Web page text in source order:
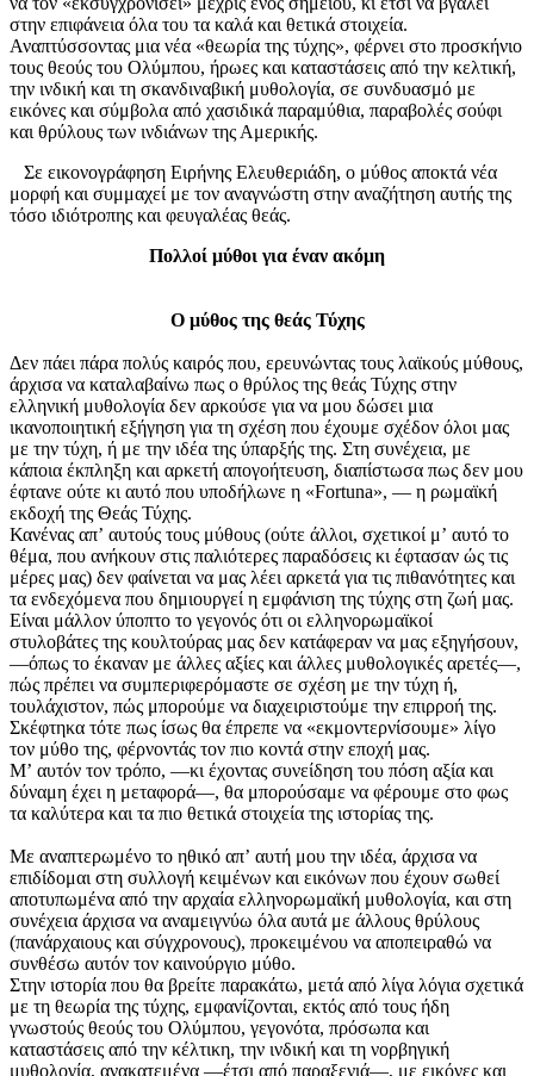
στην επιφάνεια όλα του τα καλά και θετικά στοιχεία.
Αναπτύσσοντας μια νέα «θεωρία της τύχης», φέρνει στο προσκήνιο
τους θεούς του Ολύμπου, ήρωες και καταστάσεις από την κελτική,
την ινδική και τη σκανδιναβική μυθολογία, σε συνδυασμό με
εικόνες και σύμβολα από χασιδικά παραμύθια, παραβολές σούφι
και θρύλους των ινδιάνων της Αμερικής.
Σε εικονογράφηση Ειρήνης Ελευθεριάδη, ο μύθος αποκτά νέα
μορφή και συμμαχεί με τον αναγνώστη στην αναζήτηση αυτής της
τόσο ιδιότροπης και φευγαλέας θεάς.
Πολλοί μύθοι για έναν ακόμη
Ο μύθος της θεάς Τύχης
Δεν πάει πάρα πολύς καιρός που, ερευνώντας τους λαϊκούς μύθους,
άρχισα να καταλαβαίνω πως ο θρύλος της θεάς Τύχης στην
ελληνική μυθολογία δεν αρκούσε για να μου δώσει μια
ικανοποιητική εξήγηση για τη σχέση που έχουμε σχέδον όλοι μας
με την τύχη, ή με την ιδέα της ύπαρξής της. Στη συνέχεια, με
κάποια έκπληξη και αρκετή απογοήτευση, διαπίστωσα πως δεν μου
έφτανε ούτε κι αυτό που υποδήλωνε η «Fortuna», — η ρωμαϊκή
εκδοχή της Θεάς Τύχης.
Κανένας απʼ αυτούς τους μύθους (ούτε άλλοι, σχετικοί μʼ αυτό το
θέμα, που ανήκουν στις παλιότερες παραδόσεις κι έφτασαν ώς τις
μέρες μας) δεν φαίνεται να μας λέει αρκετά για τις πιθανότητες και
τα ενδεχόμενα που δημιουργεί η εμφάνιση της τύχης στη ζωή μας.
Είναι μάλλον ύποπτο το γεγονός ότι οι ελληνορωμαϊκοί
στυλοβάτες της κουλτούρας μας δεν κατάφεραν να μας εξηγήσουν,
—όπως το έκαναν με άλλες αξίες και άλλες μυθολογικές αρετές—,
πώς πρέπει να συμπεριφερόμαστε σε σχέση με την τύχη ή,
τουλάχιστον, πώς μπορούμε να διαχειριστούμε την επιρροή της.
Σκέφτηκα τότε πως ίσως θα έπρεπε να «εκμοντερνίσουμε» λίγο
τον μύθο της, φέρνοντάς τον πιο κοντά στην εποχή μας.
Μʼ αυτόν τον τρόπο, —κι έχοντας συνείδηση του πόση αξία και
δύναμη έχει η μεταφορά—, θα μπορούσαμε να φέρουμε στο φως
τα καλύτερα και τα πιο θετικά στοιχεία της ιστορίας της.
Με αναπτερωμένο το ηθικό απʼ αυτή μου την ιδέα, άρχισα να
επιδίδομαι στη συλλογή κειμένων και εικόνων που έχουν σωθεί
αποτυπωμένα από την αρχαία ελληνορωμαϊκή μυθολογία, και στη
συνέχεια άρχισα να αναμειγνύω όλα αυτά με άλλους θρύλους
(πανάρχαιους και σύγχρονους), προκειμένου να αποπειραθώ να
συνθέσω αυτόν τον καινούργιο μύθο.
Στην ιστορία που θα βρείτε παρακάτω, μετά από λίγα λόγια σχετικά
με τη θεωρία της τύχης, εμφανίζονται, εκτός από τους ήδη
γνωστούς θεούς του Ολύμπου, γεγονότα, πρόσωπα και
καταστάσεις από την κέλτικη, την ινδική και τη νορβηγική
μυθολογία, ανακατεμένα —έτσι από παραξενιά—, με εικόνες και